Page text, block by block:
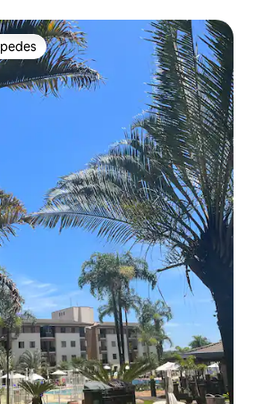
dos hóspedes